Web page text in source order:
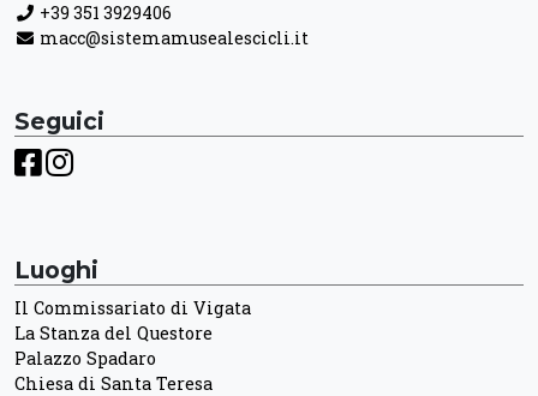
+39 351 3929406
macc@sistemamusealescicli.it
Seguici
Luoghi
Il Commissariato di Vigata
La Stanza del Questore
Palazzo Spadaro
Chiesa di Santa Teresa